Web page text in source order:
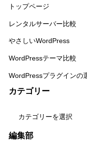
トップページ
レンタルサーバー比較
やさしいWordPress
WordPressテーマ比較
WordPressプラグインの
カテゴリー
テ
編集部